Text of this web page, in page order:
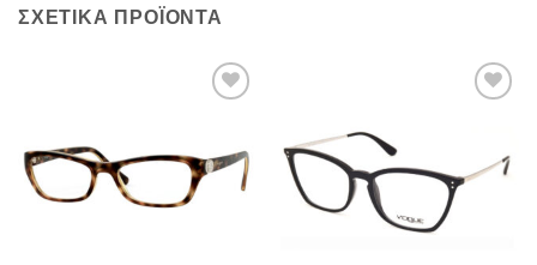
ΣΧΕΤΙΚΆ ΠΡΟΪΌΝΤΑ